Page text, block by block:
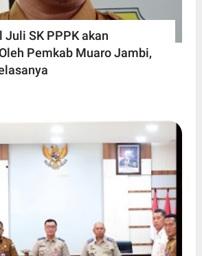
Juli SK PPPK akan
Pemkab Muaro Jambi,